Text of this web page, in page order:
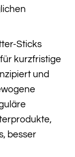
Sticks
kurzfristige
und
besser